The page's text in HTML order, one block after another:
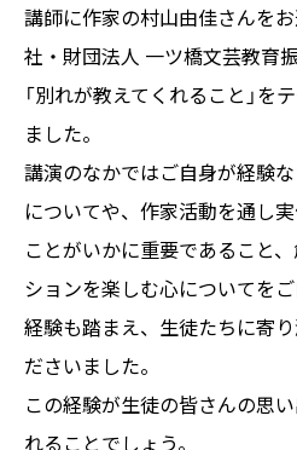
講師に作家の村山由佳さんを
社・財団法人 一ツ橋文芸教育振
「別れが教えてくれること」を
ました。
講演のなかではご自身が経験
についてや、作家活動を通し
ことがいかに重要であること
ションを楽しむ心についてを
経験も踏まえ、生徒たちに寄
ださいました。
この経験が生徒の皆さんの思
れることでしょう。